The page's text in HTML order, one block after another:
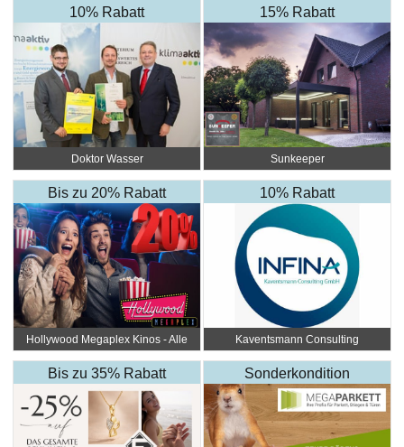
10% Rabatt
Doktor Wasser
15% Rabatt
Sunkeeper
Bis zu 20% Rabatt
Hollywood Megaplex Kinos - Alle
10% Rabatt
Kaventsmann Consulting
Bis zu 35% Rabatt Sonderkondition